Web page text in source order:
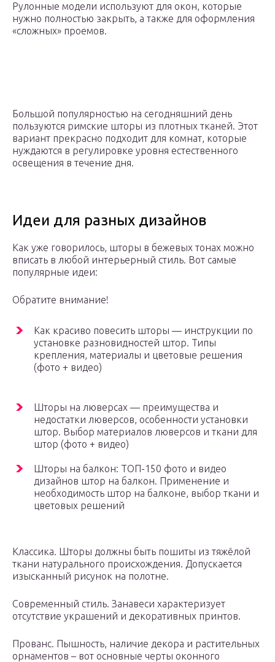
Рулонные модели используют для окон, которые
нужно полностью закрыть, а также для оформления
«сложных» проемов.
Большой популярностью на сегодняшний день
пользуются римские шторы из плотных тканей. Этот
вариант прекрасно подходит для комнат, которые
нуждаются в регулировке уровня естественного
освещения в течение дня.
Идеи для разных дизайнов
Как уже говорилось, шторы в бежевых тонах можно
вписать в любой интерьерный стиль. Вот самые
популярные идеи:
Обратите внимание!
Как красиво повесить шторы — инструкции по
установке разновидностей штор. Типы
крепления, материалы и цветовые решения
(фото + видео)
Шторы на люверсах — преимущества и
недостатки люверсов, особенности установки
штор. Выбор материалов люверсов и ткани для
штор (фото + видео)
Шторы на балкон: ТОП-150 фото и видео
дизайнов штор на балкон. Применение и
необходимость штор на балконе, выбор ткани и
цветовых решений
Классика. Шторы должны быть пошиты из тяжёлой
ткани натурального происхождения. Допускается
изысканный рисунок на полотне.
Современный стиль. Занавеси характеризует
отсутствие украшений и декоративных принтов.
Прованс. Пышность, наличие декора и растительных
орнаментов – вот основные черты оконного